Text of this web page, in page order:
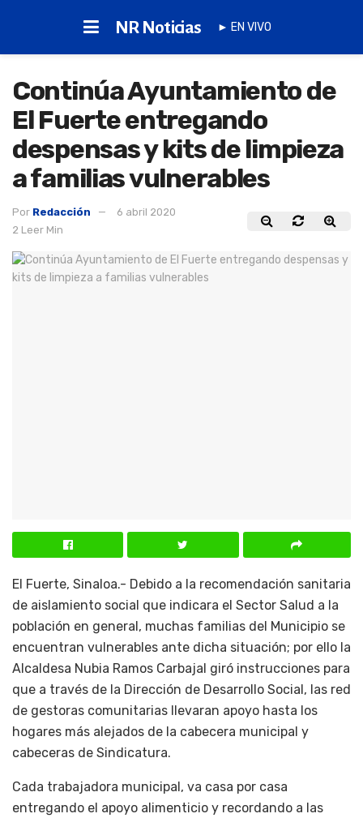
NR Noticias ► EN VIVO
Continúa Ayuntamiento de
El Fuerte entregando
despensas y kits de limpieza
a familias vulnerables
Por Redacción
6 abril 2020
2 Leer Min
El Fuerte, Sinaloa.- Debido a la recomendación sanitaria
de aislamiento social que indicara el Sector Salud a la
población en general, muchas familias del Municipio se
encuentran vulnerables ante dicha situación; por ello la
Alcaldesa Nubia Ramos Carbajal giró instrucciones para
que a través de la Dirección de Desarrollo Social, las red
de gestoras comunitarias llevaran apoyo hasta los
hogares más alejados de la cabecera municipal y
cabeceras de Sindicatura.
Cada trabajadora municipal, va casa por casa
entregando el apoyo alimenticio y recordando a las